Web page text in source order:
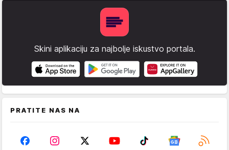
Skini aplikaciju za najbolje iskustvo portala.
PRATITE NAS NA